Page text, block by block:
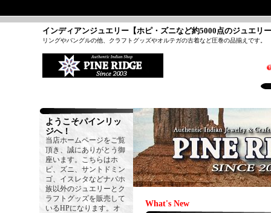
インディアンジュエリー【ホピ・ズニなど約5000点のジュエリ
リングやバングルの他、クラフトグッズやオルテガの古着など圧巻の品揃えです。
ようこそパインリッ
ジへ！
当店ホームページをご覧
頂き、誠にありがとう御
座います。こちらはホ
ピ、ズニ、サントドミン
ゴ、イスレタなどナバホ
族以外のジュエリーとク
ラフトグッズを販売して
いるHPになります。オ
What's New